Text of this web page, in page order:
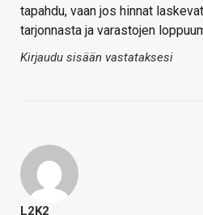
tapahdu, vaan jos hinnat
tarjonnasta ja varastojen
Kirjaudu sisään vastataksesi
L2K2